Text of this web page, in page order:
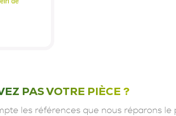
PAS VOTRE PIÈCE ?
les références que nous réparons le